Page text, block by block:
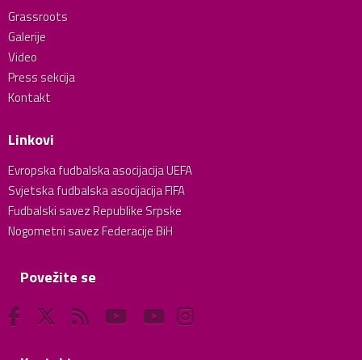
Grassroots
Galerije
Video
Press sekcija
Kontakt
Linkovi
Evropska fudbalska asocijacija UEFA
Svjetska fudbalska asocijacija FIFA
Fudbalski savez Republike Srpske
Nogometni savez Federacije BiH
Povežite se